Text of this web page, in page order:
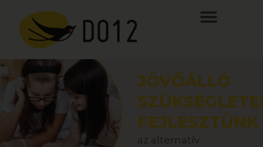
JÖVŐÁLLÓ
FEJLESZTÜNK
az alternatív